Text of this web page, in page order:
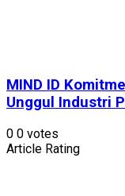
MIND ID
Unggul Industri
0 0 votes
Article Rating